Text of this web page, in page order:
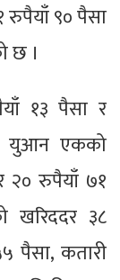
रुपैयाँ ९० पैसा
छ ।
१३ पैसा र
युआन एकको
२० रुपैयाँ ७१
खरिददर ३८
पैसा, कतारी